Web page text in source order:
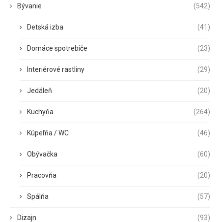
Bývanie (542)
Detská izba (41)
Domáce spotrebiče (23)
Interiérové rastliny (29)
Jedáleň (20)
Kuchyňa (264)
Kúpeľňa / WC (46)
Obývačka (60)
Pracovňa (20)
Spálňa (57)
Dizajn (93)